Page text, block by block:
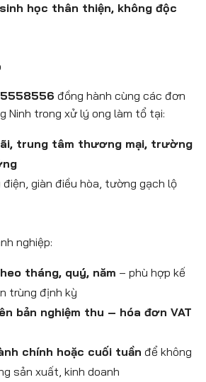
học thân thiện, không độc
đồng hành cùng các đơn
Ninh trong xử lý ong làm tổ tại:
trung tâm thương mại, trường
giàn điều hòa, tường gạch lộ
nghiệp:
tháng, quý, năm – phù hợp kế
trùng định kỳ
bản nghiệm thu – hóa đơn VAT
chính hoặc cuối tuần để không
sản xuất, kinh doanh